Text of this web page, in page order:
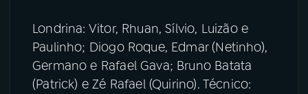
Londrina: Vitor, Rhuan, Sílvio, Luizão e
Paulinho; Diogo Roque, Edmar (Netinho),
Germano e Rafael Gava; Bruno Batata
(Patrick) e Zé Rafael (Quirino). Técnico: